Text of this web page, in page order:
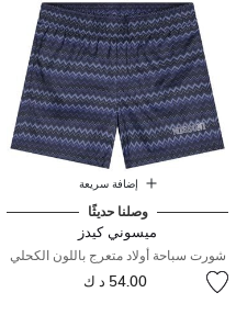
إضافة سريعة
وصلنا حديثًا
ميسوني كيدز
شورت سباحة أولاد متعرج باللون الكحلي
54.00 د ك